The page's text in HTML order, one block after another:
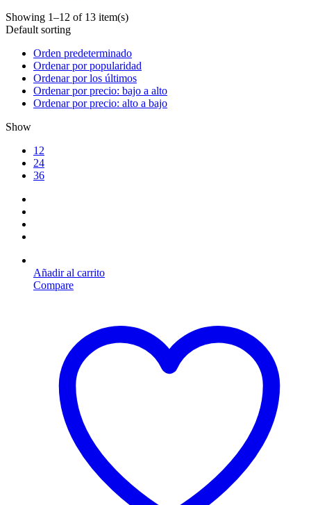
Showing 1–12 of 13 item(s)
Default sorting
Orden predeterminado
Ordenar por popularidad
Ordenar por los últimos
Ordenar por precio: bajo a alto
Ordenar por precio: alto a bajo
Show
12
24
36
Añadir al carrito
Compare